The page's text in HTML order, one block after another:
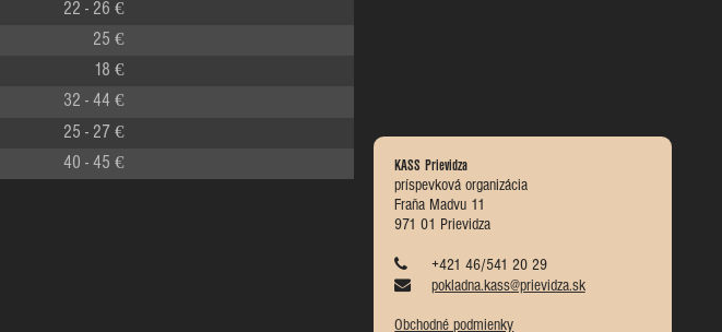
KASS Prievidza
príspevková organizácia
Fraňa Madvu 11
971 01 Prievidza
+421 46/541 20 29
pokladna.kass@prievidza.sk
Obchodné podmienky
22 - 26 €
25 €
18 €
32 - 44 €
25 - 27 €
40 - 45 €